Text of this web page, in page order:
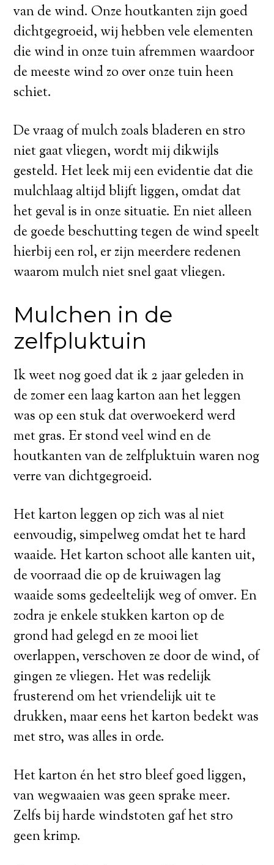
van de wind. Onze houtkanten zijn goed
dichtgegroeid, wij hebben vele elementen
die wind in onze tuin afremmen waardoor
de meeste wind zo over onze tuin heen
schiet.
De vraag of mulch zoals bladeren en stro
niet gaat vliegen, wordt mij dikwijls
gesteld. Het leek mij een evidentie dat die
mulchlaag altijd blijft liggen, omdat dat
het geval is in onze situatie. En niet alleen
de goede beschutting tegen de wind speelt
hierbij een rol, er zijn meerdere redenen
waarom mulch niet snel gaat vliegen.
Mulchen in de
zelfpluktuin
Ik weet nog goed dat ik 2 jaar geleden in
de zomer een laag karton aan het leggen
was op een stuk dat overwoekerd werd
met gras. Er stond veel wind en de
houtkanten van de zelfpluktuin waren nog
verre van dichtgegroeid.
Het karton leggen op zich was al niet
eenvoudig, simpelweg omdat het te hard
waaide. Het karton schoot alle kanten uit,
de voorraad die op de kruiwagen lag
waaide soms gedeeltelijk weg of omver. En
zodra je enkele stukken karton op de
grond had gelegd en ze mooi liet
overlappen, verschoven ze door de wind, of
gingen ze vliegen. Het was redelijk
frusterend om het vriendelijk uit te
drukken, maar eens het karton bedekt was
met stro, was alles in orde.
Het karton én het stro bleef goed liggen,
van wegwaaien was geen sprake meer.
Zelfs bij harde windstoten gaf het stro
geen krimp.